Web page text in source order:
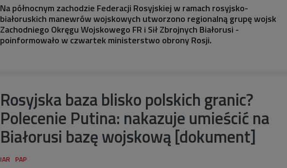
Na północnym zachodzie Federacji Rosyjskiej w ramach rosyjsko-
białoruskich manewrów wojskowych utworzono regionalną grupę wojsk
Zachodniego Okręgu Wojskowego FR i Sił Zbrojnych Białorusi -
poinformowało w czwartek ministerstwo obrony Rosji.
Rosyjska baza blisko polskich granic?
Polecenie Putina: nakazuje umieścić na
Białorusi bazę wojskową [dokument]